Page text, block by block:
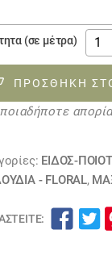
(σε μέτρα)
με
13
2RF
ΠΡΟΣΘΉΚΗ
ΕΙΔΟΣ-
- FLORAL,